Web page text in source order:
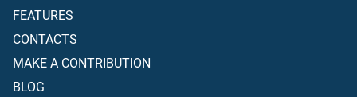
FEATURES
CONTACTS
MAKE A CONTRIBUTION
BLOG